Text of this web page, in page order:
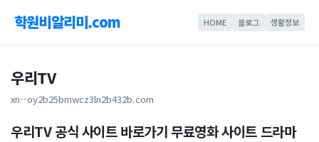
학원비알리미.com HOME 블로그 생활정보
우리TV
xn--oy2b25bmwcz3ln2b432b.com
우리TV 공식 사이트 바로가기 무료영화 사이트 드라마